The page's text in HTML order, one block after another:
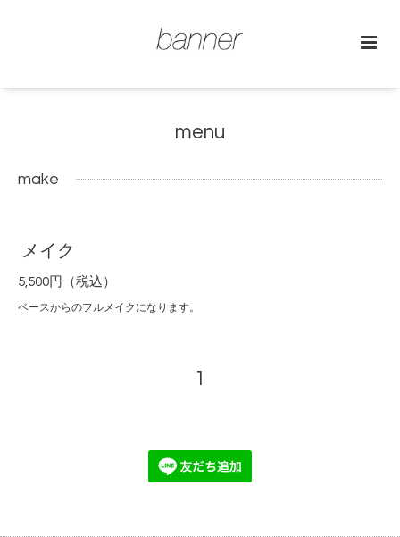
menu
make
メイク
5,500円（税込）
ベースからのフルメイクになります。
1